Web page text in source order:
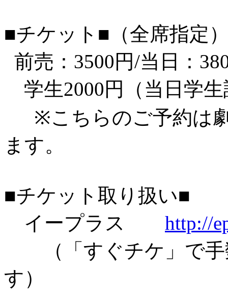
■チケット■（全席指
前売：3500円/当日：
学生2000円（当日学生
※こちらのご予約は劇
ます。
■チケット取り扱い■
イープラス http://
（「すぐチケ」で手
す）